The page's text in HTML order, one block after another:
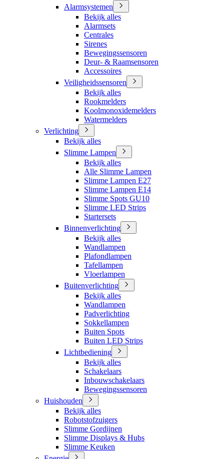
Alarmsystemen
Bekijk alles
Alarmsets
Centrales
Sirenes
Bewegingssensoren
Deur- & Raamsensoren
Accessoires
Veiligheidssensoren
Bekijk alles
Rookmelders
Koolmonoxidemelders
Watermelders
Verlichting
Bekijk alles
Slimme Lampen
Bekijk alles
Alle Slimme Lampen
Slimme Lampen E27
Slimme Lampen E14
Slimme Spots GU10
Slimme LED Strips
Startersets
Binnenverlichting
Bekijk alles
Wandlampen
Plafondlampen
Tafellampen
Vloerlampen
Buitenverlichting
Bekijk alles
Wandlampen
Padverlichting
Sokkellampen
Buiten Spots
Buiten LED Strips
Lichtbediening
Bekijk alles
Schakelaars
Inbouwschakelaars
Bewegingssensoren
Huishouden
Bekijk alles
Robotstofzuigers
Slimme Gordijnen
Slimme Displays & Hubs
Slimme Keuken